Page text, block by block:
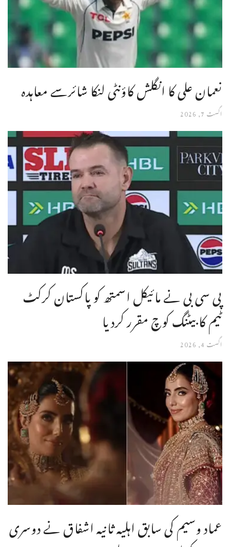
نعمان علی کا انگلش کاؤنٹی لنکا شائرسے معاہدہ
اگست 7, 2026
پی سی بی نے مائیکل اسمتھ کو پاکستان کرکٹ
ٹیم کا بیٹنگ کوچ مقرر کردیا
اگست 4, 2026
عماد وسیم کی سابق اہلیہ ثانیہ اشفاق نے دوسری